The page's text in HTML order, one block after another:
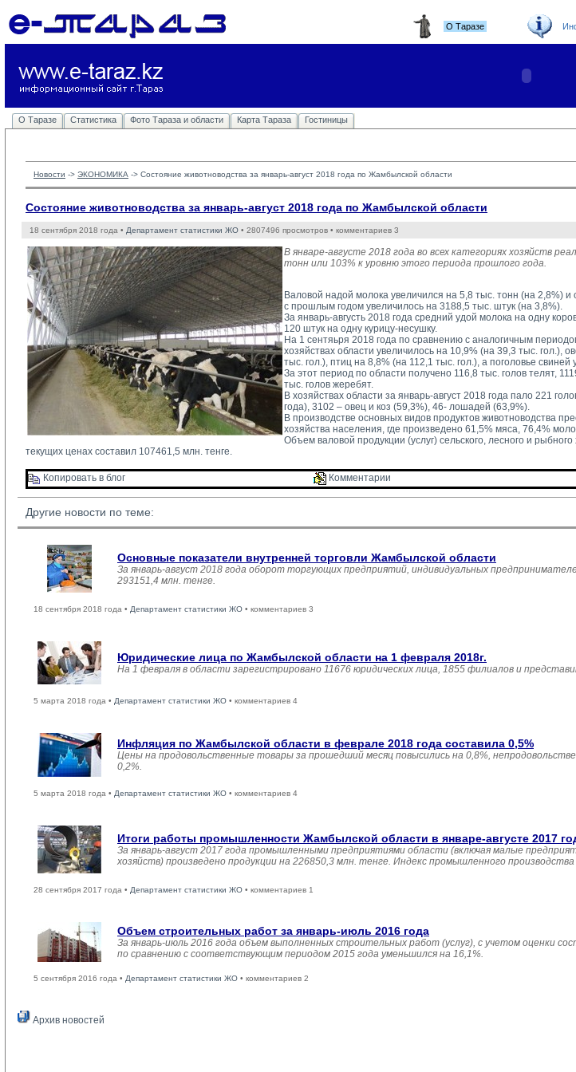
О Таразе
О Таразе Статистика Фото Тараза и области Карта Тараза Гостиницы
Новости -> ЭКОНОМИКА -> Состояние животноводства за январь-август 2018 года по Жамбылской области
Состояние животноводства за январь-август 2018 года по Жамбылской области
18 сентября 2018 года • Департамент статистики ЖО • 2807496 просмотров • комментариев 3
В январе-августе 2018 года во всех категориях хозяйств
тонн или 103% к уровню этого периода прошлого года.
Валовой надой молока увеличился на 5,8 тыс. тонн (на 2,8%)
с прошлым годом увеличилось на 3188,5 тыс. штук (на 3,8%).
За январь-августь 2018 года средний удой молока на одну
120 штук на одну курицу-несушку.
На 1 сентяьря 2018 года по сравнению с аналогичным
хозяйствах области увеличилось на 10,9% (на 39,3 тыс. гол.),
тыс. гол.), птиц на 8,8% (на 112,1 тыс. гол.), а поголовье
За этот период по области получено 116,8 тыс. голов телят,
тыс. голов жеребят.
В хозяйствах области за январь-август 2018 года пало 221
года), 3102 – овец и коз (59,3%), 46- лошадей (63,9%).
В производстве основных видов продуктов животноводства
хозяйства населения, где произведено 61,5% мяса, 76,4%
Объем валовой продукции (услуг) сельского, лесного и
текущих ценах составил 107461,5 млн. тенге.
Копировать в блог Комментарии
Другие новости по теме:
Основные показатели внутренней торговли Жамбылской области
За январь-август 2018 года оборот торгующих предприятий, индивидуальных
293151,4 млн. тенге.
18 сентября 2018 года • Департамент статистики ЖО • комментариев 3
Юридические лица по Жамбылской области на 1 февраля 2018г.
На 1 февраля в области зарегистрировано 11676 юридических лица, 1855 филиалов и
5 марта 2018 года • Департамент статистики ЖО • комментариев 4
Инфляция по Жамбылской области в феврале 2018 года составила 0,5%
Цены на продовольственные товары за прошедший месяц повысились на 0,8%,
0,2%.
5 марта 2018 года • Департамент статистики ЖО • комментариев 4
Итоги работы промышленности Жамбылской области в январе-августе 2017
За январь-август 2017 года промышленными предприятиями области (включая малые
хозяйств) произведено продукции на 226850,3 млн. тенге. Индекс промышленного
28 сентября 2017 года • Департамент статистики ЖО • комментариев 1
Объем строительных работ за январь-июль 2016 года
За январь-июль 2016 года объем выполненных строительных работ (услуг), с учетом оценки
по сравнению с соответствующим периодом 2015 года уменьшился на 16,1%.
5 сентября 2016 года • Департамент статистики ЖО • комментариев 2
Архив новостей